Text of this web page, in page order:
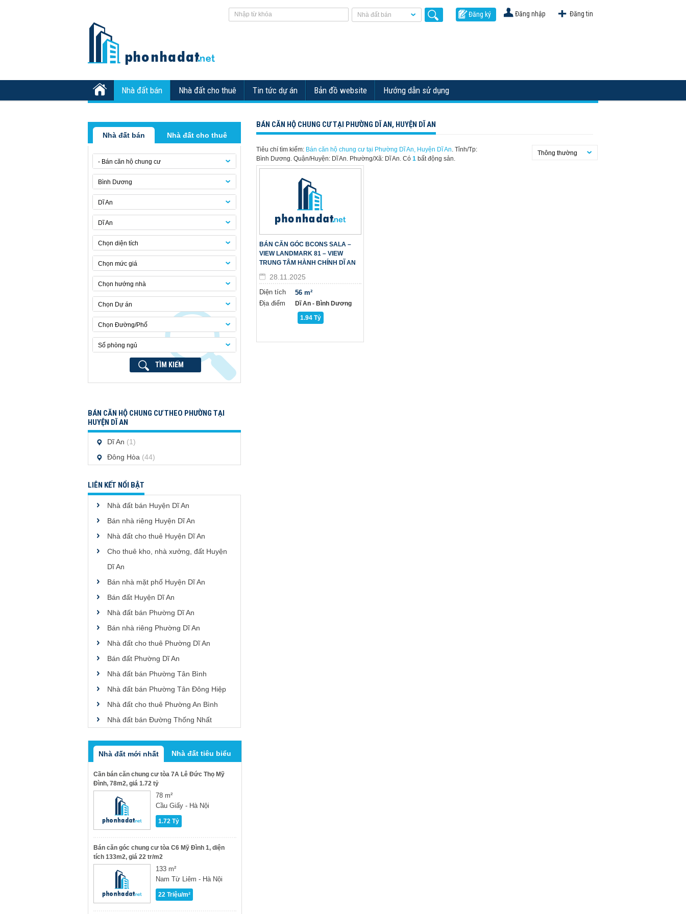
Đăng tin
Đăng nhập
Đăng ký
Nhà đất bán
Nhà đất bán Nhà đất cho thuê Tin tức dự án Bản đồ website Hướng dẫn sử dụng
Nhà đất bán Nhà đất cho thuê
- Bán căn hộ chung cư
Bình Dương
Dĩ An
Dĩ An
Chọn diện tích
Chọn mức giá
Chọn hướng nhà
Chọn Dự án
Chọn Đường/Phố
Số phòng ngủ
TÌM KIẾM
BÁN CĂN HỘ CHUNG CƯ THEO PHƯỜNG TẠI
HUYỆN DĨ AN
Dĩ An (1)
Đông Hòa (44)
LIÊN KẾT NỔI BẬT
Nhà đất bán Huyện Dĩ An
Bán nhà riêng Huyện Dĩ An
Nhà đất cho thuê Huyện Dĩ An
Cho thuê kho, nhà xưởng, đất Huyện
Dĩ An
Bán nhà mặt phố Huyện Dĩ An
Bán đất Huyện Dĩ An
Nhà đất bán Phường Dĩ An
Bán nhà riêng Phường Dĩ An
Nhà đất cho thuê Phường Dĩ An
Bán đất Phường Dĩ An
Nhà đất bán Phường Tân Bình
Nhà đất bán Phường Tân Đông Hiệp
Nhà đất cho thuê Phường An Bình
Nhà đất bán Đường Thống Nhất
Nhà đất mới nhất Nhà đất tiêu biểu
Cần bán căn chung cư tòa 7A Lê Đức Thọ Mỹ
Đình, 78m2, giá 1.72 tỷ
78 m²
Cầu Giấy - Hà Nội
1.72 Tỷ
Bán căn góc chung cư tòa C6 Mỹ Đình 1, diện
tích 133m2, giá 22 tr/m2
133 m²
Nam Từ Liêm - Hà Nội
22 Triệu/m²
BÁN CĂN HỘ CHUNG CƯ TẠI PHƯỜNG DĨ AN, HUYỆN DĨ AN
Tiêu chí tìm kiếm: Bán căn hộ chung cư tại Phường Dĩ An, Huyện Dĩ An. Tỉnh/Tp:
Bình Dương. Quận/Huyện: Dĩ An. Phường/Xã: Dĩ An. Có 1 bất động sản.
Thông thường
BÁN CĂN GÓC BCONS SALA –
VIEW LANDMARK 81 – VIEW
TRUNG TÂM HÀNH CHÍNH DĨ AN
28.11.2025
Diện tích
Địa điểm
56 m²
Dĩ An - Bình Dương
1.94 Tỷ